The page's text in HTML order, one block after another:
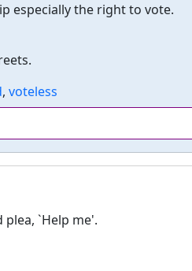
especially the right to vote.
, voteless
`Help me'.